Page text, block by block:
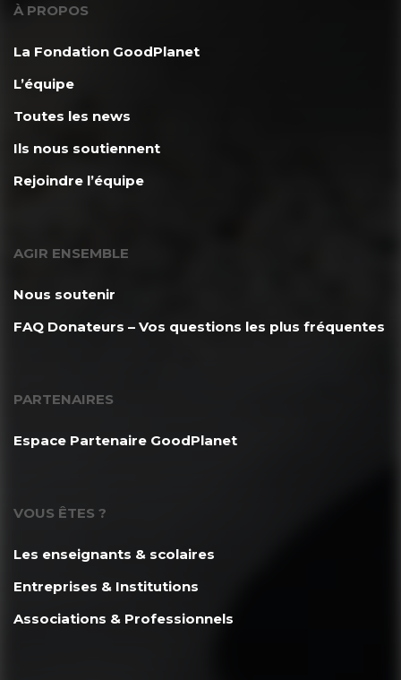
À PROPOS
La Fondation GoodPlanet
L’équipe
Toutes les news
Ils nous soutiennent
Rejoindre l’équipe
AGIR ENSEMBLE
Nous soutenir
FAQ Donateurs – Vos questions les plus fréquentes
PARTENAIRES
Espace Partenaire GoodPlanet
VOUS ÊTES ?
Les enseignants & scolaires
Entreprises & Institutions
Associations & Professionnels